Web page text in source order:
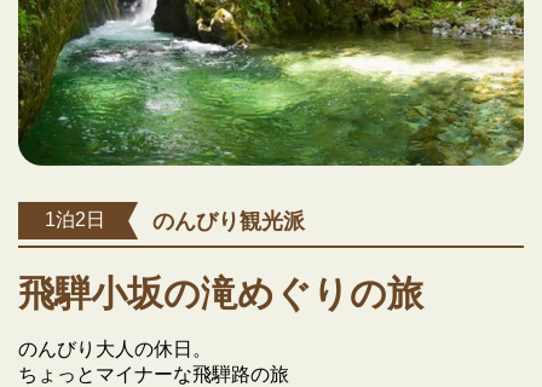
1泊2日 のんびり観光派
飛騨小坂の滝めぐりの旅
のんびり大人の休日。
ちょっとマイナーな飛騨路の旅